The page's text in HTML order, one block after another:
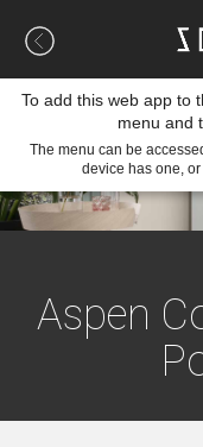
Aspen
To add this web app to
menu and
The menu can be
device has one,